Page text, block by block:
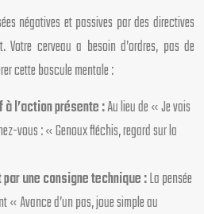
négatives et passives par des directives
Votre cerveau a besoin d’ordres, pas de
cette bascule mentale :
l’action présente :Au lieu de « Je vais
vous : « Genoux fléchis, regard sur la
une consigne technique :La pensée
Avance d’un pas, joue simple au